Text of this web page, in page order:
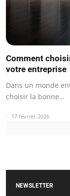
Comment
votre entreprise
Dans un monde
choisir la bonne…
17 février 2026
NEWSLETTER